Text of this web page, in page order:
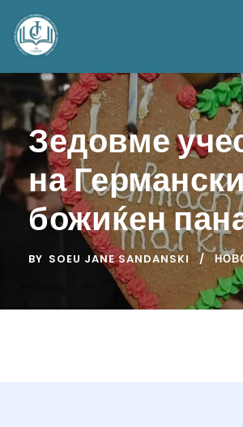
Зедовме
на
божиќен
BY SOEU JANE SANDANSKI